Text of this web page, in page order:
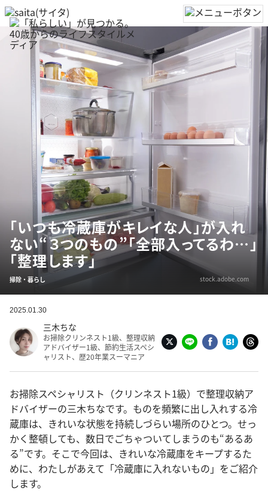
「いつも冷蔵庫がキレイな人」が入れ
ない“３つのもの”「全部入ってるわ…」
「整理します」
掃除・暮らし stock.adobe.com
2025.01.30
三木ちな
お掃除クリンネスト1級、整理収納
アドバイザー1級、節約生活スペシ
ャリスト、歴20年業スーマニア
お掃除スペシャリスト（クリンネスト1級）で整理収納ア
ドバイザーの三木ちなです。ものを頻繁に出し入れする冷
蔵庫は、きれいな状態を持続しづらい場所のひとつ。せっ
かく整頓しても、数日でごちゃついてしまうのも“あるあ
る”です。そこで今回は、きれいな冷蔵庫をキープするた
めに、わたしがあえて「冷蔵庫に入れないもの」をご紹介
します。